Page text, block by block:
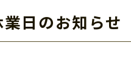
日のお知らせ